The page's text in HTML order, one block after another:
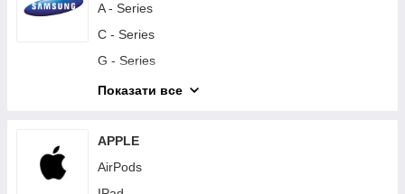
A - Series
C - Series
G - Series
I - Series
M - Series
Note - Series
Показати все
APPLE
AirPods